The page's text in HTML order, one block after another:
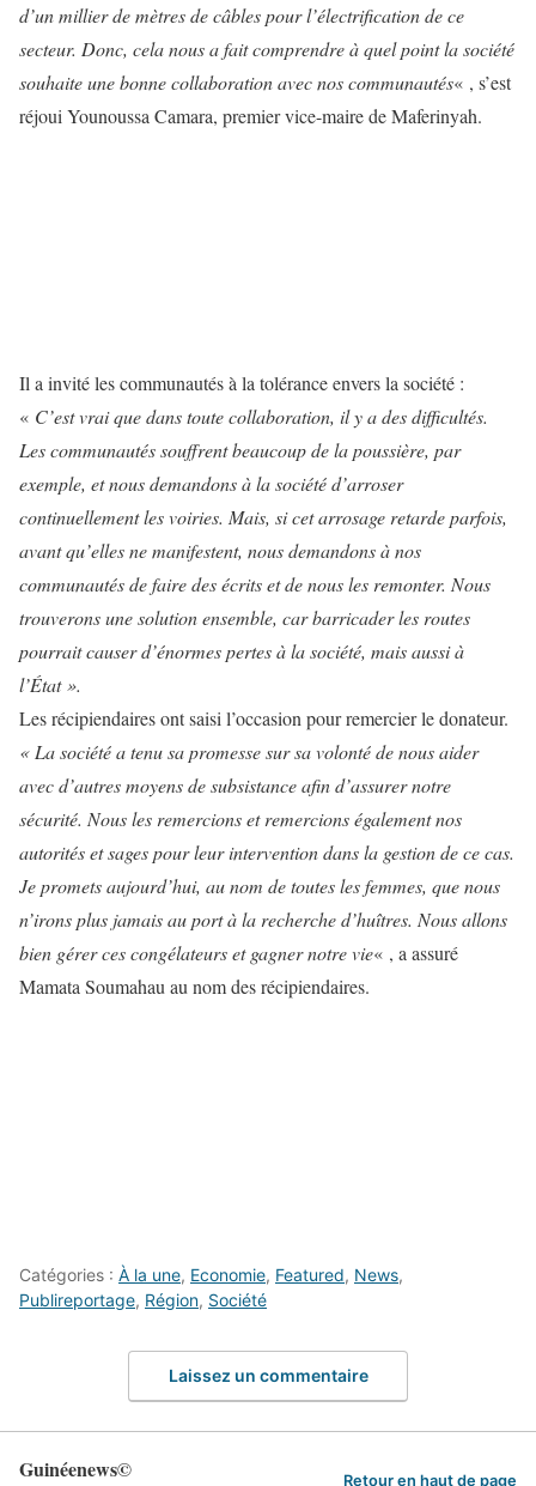
d’un millier de mètres de câbles pour l’électrification de ce
secteur. Donc, cela nous a fait comprendre à quel point la société
souhaite une bonne collaboration avec nos communautés« , s’est
réjoui Younoussa Camara, premier vice-maire de Maferinyah.
Il a invité les communautés à la tolérance envers la société :
« C’est vrai que dans toute collaboration, il y a des difficultés.
Les communautés souffrent beaucoup de la poussière, par
exemple, et nous demandons à la société d’arroser
continuellement les voiries. Mais, si cet arrosage retarde parfois,
avant qu’elles ne manifestent, nous demandons à nos
communautés de faire des écrits et de nous les remonter. Nous
trouverons une solution ensemble, car barricader les routes
pourrait causer d’énormes pertes à la société, mais aussi à
l’État ».
Les récipiendaires ont saisi l’occasion pour remercier le donateur.
« La société a tenu sa promesse sur sa volonté de nous aider
avec d’autres moyens de subsistance afin d’assurer notre
sécurité. Nous les remercions et remercions également nos
autorités et sages pour leur intervention dans la gestion de ce cas.
Je promets aujourd’hui, au nom de toutes les femmes, que nous
n’irons plus jamais au port à la recherche d’huîtres. Nous allons
bien gérer ces congélateurs et gagner notre vie« , a assuré
Mamata Soumahau au nom des récipiendaires.
Catégories : À la une, Economie, Featured, News,
Publireportage, Région, Société
Laissez un commentaire
Guinéenews© Retour en haut de page